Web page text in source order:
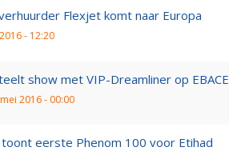
Flexjet komt naar Europa
- 12:20
show met VIP-Dreamliner op EBACE
2016 - 00:00
eerste Phenom 100 voor Etihad